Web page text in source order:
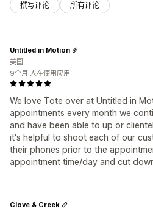
撰写评论 所有评论
We love Tote over at Untitled in
appointments every month we
and have been able to up or
it's helpful to shoot each of our
their phones prior to the
appointment time/day and cut
Untitled in Motion
美国
9个月 人在使用应用
Clove & Creek